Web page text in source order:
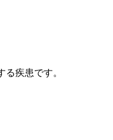
疾患です。